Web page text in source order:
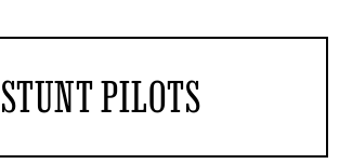
STUNT PILOTS